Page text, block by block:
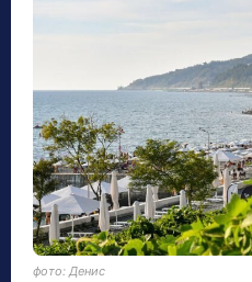
фото: Денис